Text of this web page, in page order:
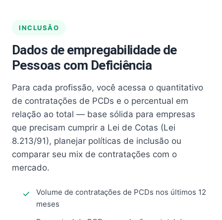
INCLUSÃO
Dados de empregabilidade de
Pessoas com Deficiência
Para cada profissão, você acessa o quantitativo
de contratações de PCDs e o percentual em
relação ao total — base sólida para empresas
que precisam cumprir a Lei de Cotas (Lei
8.213/91), planejar políticas de inclusão ou
comparar seu mix de contratações com o
mercado.
Volume de contratações de PCDs nos últimos 12
meses